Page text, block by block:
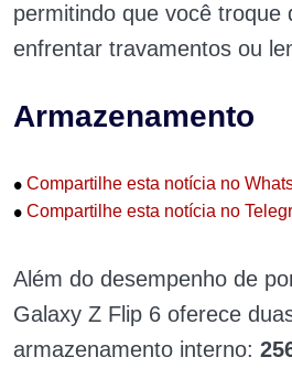
permitindo que você troque
enfrentar travamentos ou
Armazenamento
• Compartilhe esta notícia no
• Compartilhe esta notícia no
Além do desempenho de
Galaxy Z Flip 6 oferece
armazenamento interno: